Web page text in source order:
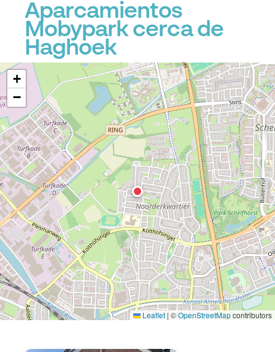
Aparcamientos
Mobypark cerca de
Haghoek
+
−
Leaflet | ©OpenStreetMapcontributors